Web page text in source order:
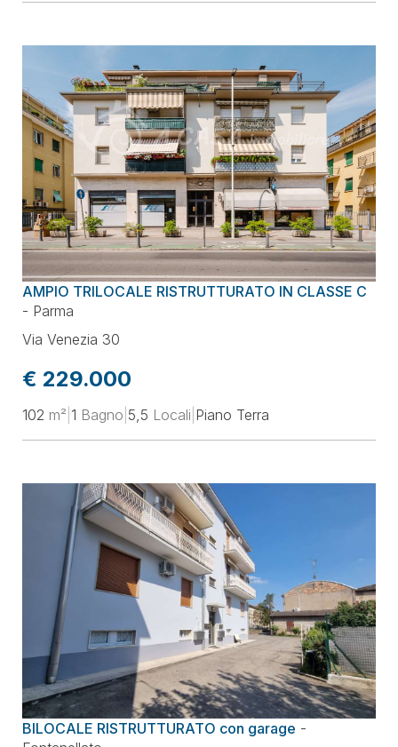
Ordina per
Aggiorna la selezione
AMPIO TRILOCALE RISTRUTTURATO IN CLASSE C
- Parma
Via Venezia 30
€ 229.000
102 m² 1 Bagno 5,5 Locali Piano Terra
BILOCALE RISTRUTTURATO con garage -